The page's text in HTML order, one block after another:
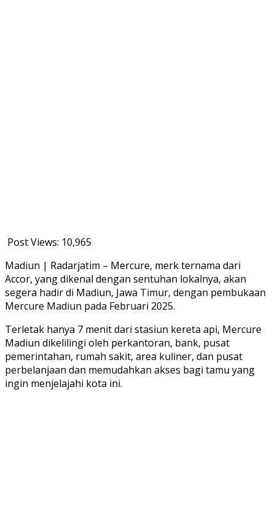
Post Views: 10,965
Madiun | Radarjatim – Mercure, merk ternama dari
Accor, yang dikenal dengan sentuhan lokalnya, akan
segera hadir di Madiun, Jawa Timur, dengan pembukaan
Mercure Madiun pada Februari 2025.
Terletak hanya 7 menit dari stasiun kereta api, Mercure
Madiun dikelilingi oleh perkantoran, bank, pusat
pemerintahan, rumah sakit, area kuliner, dan pusat
perbelanjaan dan memudahkan akses bagi tamu yang
ingin menjelajahi kota ini.